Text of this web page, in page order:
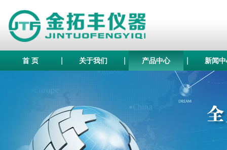
首 页 关于我们 产品中心 新闻